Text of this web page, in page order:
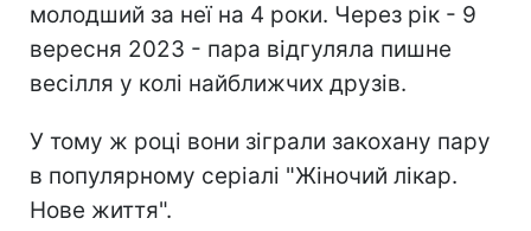
молодший за неї на 4 роки. Через рік - 9
вересня 2023 - пара відгуляла пишне
весілля у колі найближчих друзів.
У тому ж році вони зіграли закохану пару
в популярному серіалі "Жіночий лікар.
Нове життя".